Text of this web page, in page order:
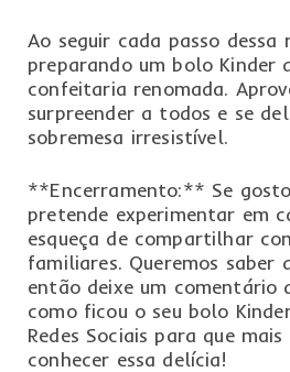
Ao seguir cada passo dessa
preparando um bolo Kinder
confeitaria renomada.
surpreender a todos e se
sobremesa irresistível.
**Encerramento:** Se
pretende experimentar em
esqueça de compartilhar
familiares. Queremos saber
então deixe um comentário
como ficou o seu bolo
Redes Sociais para que mais
conhecer essa delícia!